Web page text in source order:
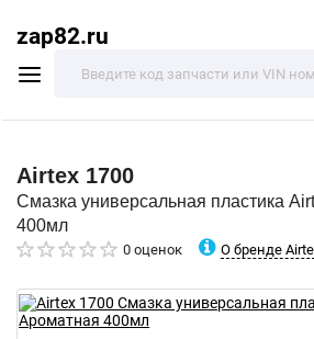
zap82.ru
Airtex 1700
Смазка универсальная пластика
400мл
0 оценок О бренде